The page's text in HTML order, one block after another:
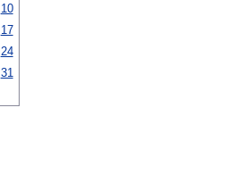
10
17
24
31